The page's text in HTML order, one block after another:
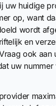
uw huidige
op, want
wordt
en
ook aan
uw nummer